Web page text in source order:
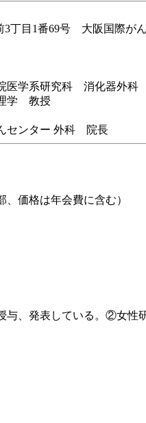
1番69号 大阪国際がん
系研究科 消化器外科
教授
ター 外科 院長
格は年会費に含む）
表している。②女性研究